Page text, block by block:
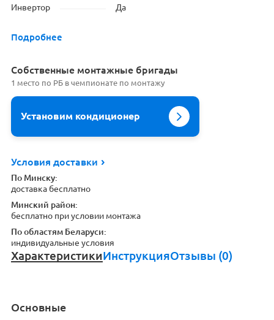
Инвертор Да
Подробнее
Cобственные монтажные бригады
1 место по РБ в чемпионате по монтажу
Установим кондиционер
Условия доставки
По Минску:
доставка бесплатно
Минский район:
бесплатно при условии монтажа
По областям Беларуси:
индивидуальные условия
ХарактеристикиИнструкцияОтзывы (0)
Основные